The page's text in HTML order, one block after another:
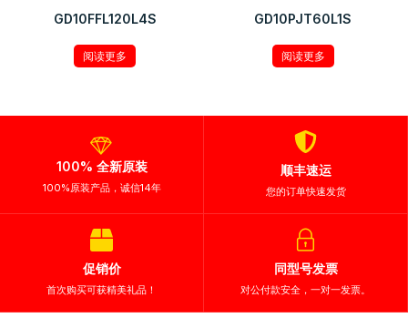
GD10FFL120L4S
阅读更多
GD10PJT60L1S
阅读更多
100% 全新原装
100%原装产品，诚信14年
顺丰速运
您的订单快速发货
促销价
首次购买可获精美礼品！
同型号发票
对公付款安全，一对一发票。